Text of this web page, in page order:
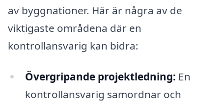
av byggnationer. Här är några av de
viktigaste områdena där en
kontrollansvarig kan bidra:
Övergripande projektledning: En
kontrollansvarig samordnar och